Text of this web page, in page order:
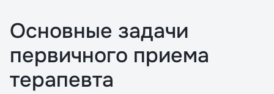
Основные задачи
первичного приема
терапевта